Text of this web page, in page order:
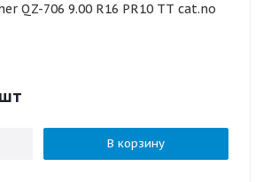
QZ-706 9.00 R16 PR10 TT cat.no
В корзину